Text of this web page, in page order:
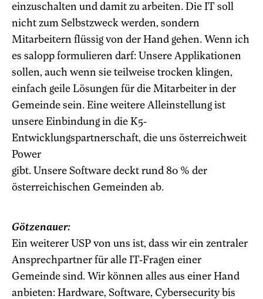
einzuschalten und damit zu arbeiten. Die IT soll
nicht zum Selbstzweck werden, sondern
Mitarbeitern flüssig von der Hand gehen. Wenn ich
es salopp formulieren darf: Unsere Applikationen
sollen, auch wenn sie teilweise trocken klingen,
einfach geile Lösungen für die Mitarbeiter in der
Gemeinde sein. Eine weitere Alleinstellung ist
unsere Einbindung in die K5-
Entwicklungspartnerschaft, die uns österreichweit
Power
gibt. Unsere Software deckt rund 80 % der
österreichischen Gemeinden ab.
Götzenauer:
Ein weiterer USP von uns ist, dass wir ein zentraler
Ansprechpartner für alle IT-Fragen einer
Gemeinde sind. Wir können alles aus einer Hand
anbieten: Hardware, Software, Cybersecurity bis